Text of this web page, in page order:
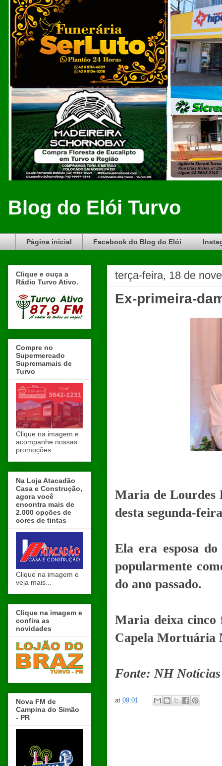
Blog do Elói Turvo
Página inicial Facebook do Blog do Elói
terça-feira, 18 de
Ex-primeira-
Maria de Lourdes
desta segunda-
Ela era esposa
popularmente
do ano passado.
Maria deixa cinco
Capela Mortuária
Fonte: NH Notícias
at 09:01
Clique e ouça a
Rádio Turvo Ativo.
Compre no
Supermercado
Supremamais de
Turvo
Clique na imagem e
acompanhe nossas
promoções...
Na Loja Atacadão
Casa e Construção,
agora você
encontra mais de
2.000 opções de
cores de tintas
Clique na imagem e
veja mais...
Clique na imagem e
confira as
novidades
Nova FM de
Campina do Simão
- PR